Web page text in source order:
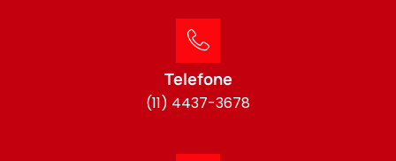
Telefone
(11) 4437-3678